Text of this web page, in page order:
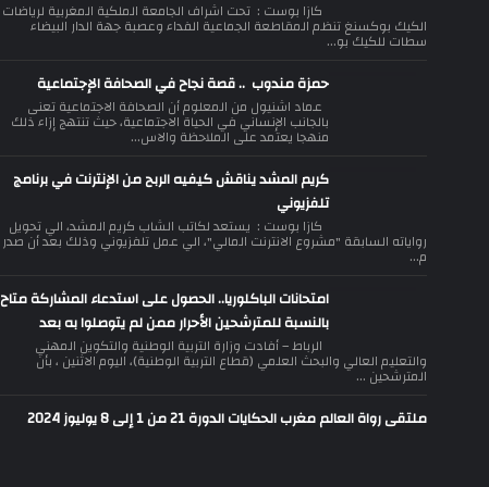
كازا بوست : تحت اشراف الجامعة الملكية المغربية لرياضات
الكيك بوكسنغ تنظم المقاطعة الجماعية الفداء وعصبة جهة الدار البيضاء
سطات للكيك بو...
حمزة مندوب .. قصة نجاح في الصحافة الإجتماعية
عماد اشنيول من المعلوم أن الصحافة الاجتماعية تعنى
بالجانب الإنساني في الحياة الاجتماعية، حيث تنتهج إزاء ذلك
منهجا يعتمد على الملاحظة والاس...
كريم المشد يناقش كيفيه الربح من الإنترنت في برنامج
تلفزيوني
كازا بوست : يستعد لكاتب الشاب كريم المشد، الي تحويل
رواياته السابقة "مشروع الانترنت المالي"، الي عمل تلفزيوني وذلك بعد أن صدر
م...
امتحانات الباكلوريا.. الحصول على استدعاء المشاركة متاح
بالنسبة للمترشحين الأحرار ممن لم يتوصلوا به بعد
الرباط – أفادت وزارة التربية الوطنية والتكوين المهني
والتعليم العالي والبحث العلمي (قطاع التربية الوطنية)، اليوم الاثنين ، بأن
المترشحين ...
ملتقى رواة العالم مغرب الحكايات الدورة 21 من 1 إلى 8 يوليوز 2024